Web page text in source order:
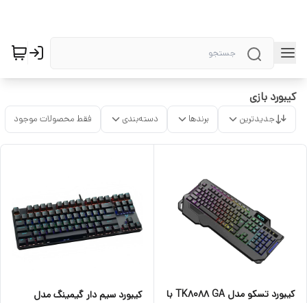
کیبورد بازی
جدیدترین برندها دسته‌بندی فقط محصولات موجود
کیبورد تسکو مدل TK8088 GA با
کیبورد سیم دار گیمینگ مدل